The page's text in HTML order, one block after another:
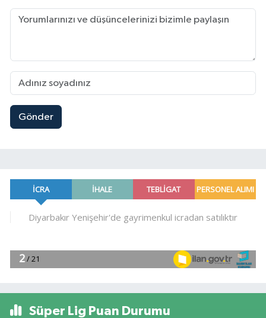
Gönder
Süper Lig Puan Durumu